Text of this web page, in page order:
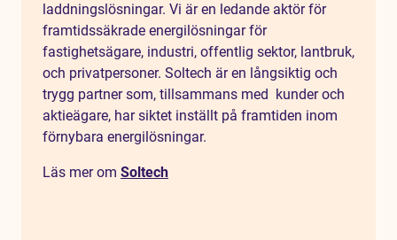
laddningslösningar. Vi är en ledande aktör för
framtidssäkrade energilösningar för
fastighetsägare, industri, offentlig sektor, lantbruk,
och privatpersoner. Soltech är en långsiktig och
trygg partner som, tillsammans med kunder och
aktieägare, har siktet inställt på framtiden inom
förnybara energilösningar.
Läs mer om Soltech